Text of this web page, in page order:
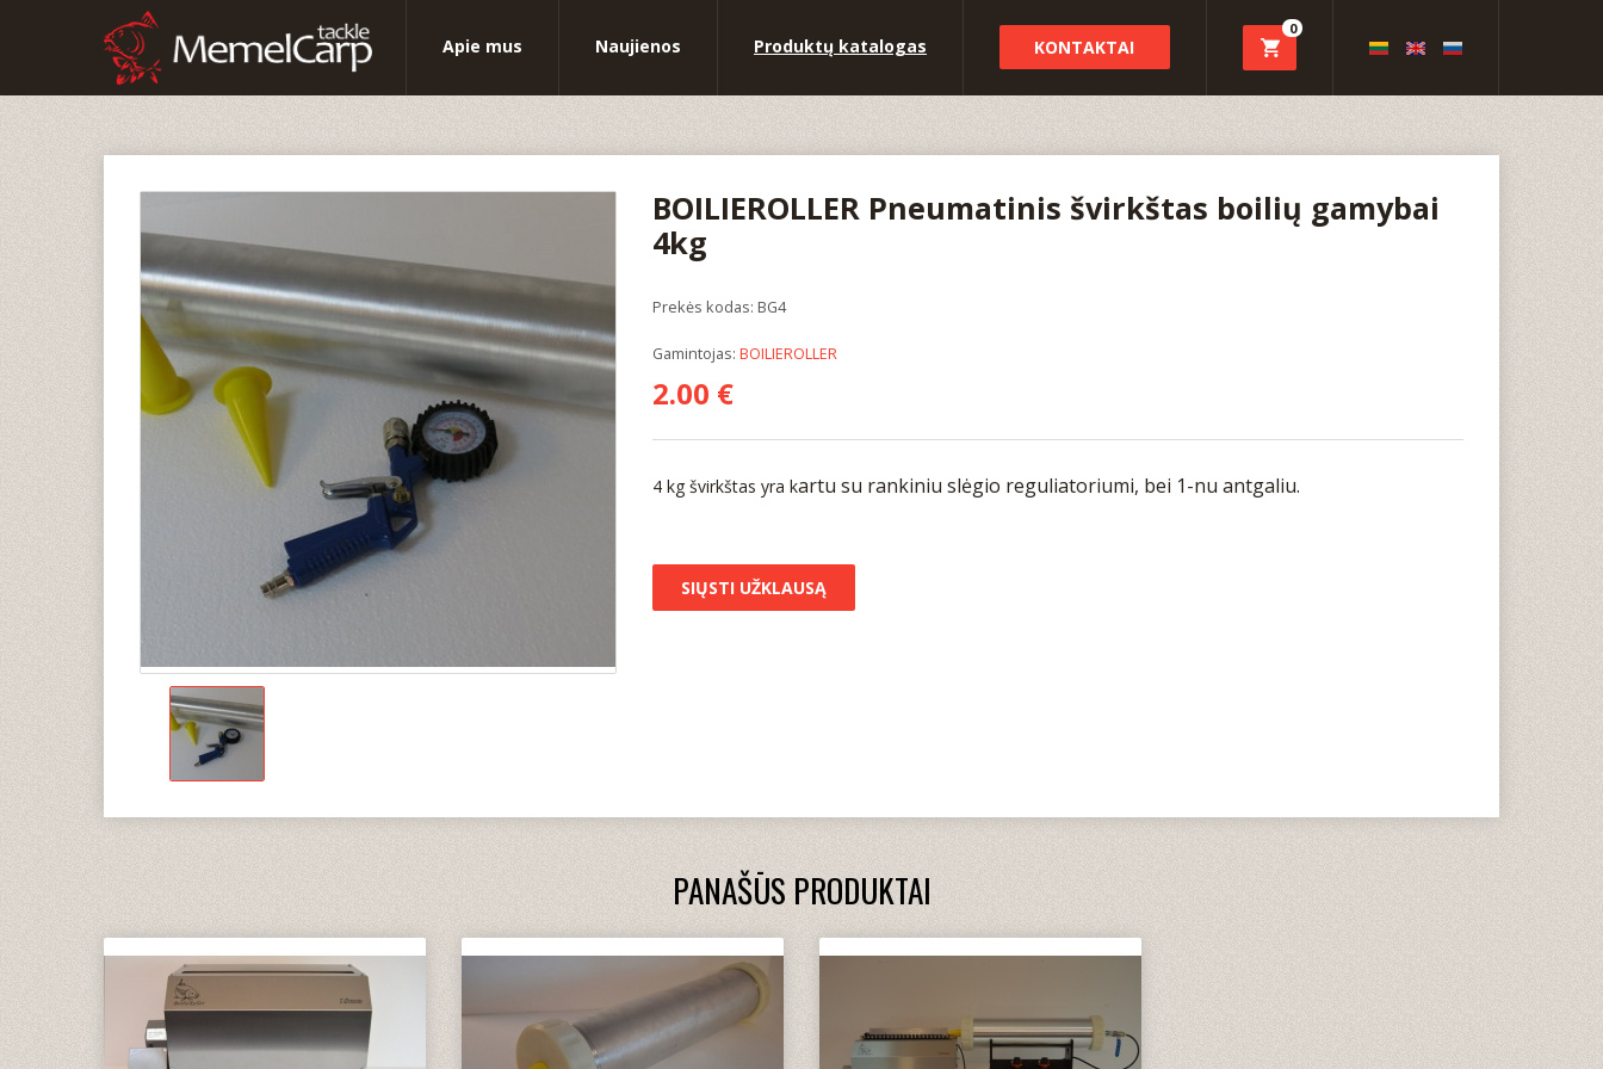
Apie mus Naujienos Produktų katalogas KONTAKTAI
0
BOILIEROLLER Pneumatinis švirkštas boilių gamybai
4kg
Prekės kodas: BG4
Gamintojas: BOILIEROLLER
2.00 €
4 kg švirkštas yra kartu su rankiniu slėgio reguliatoriumi, bei 1-nu antgaliu.
SIŲSTI UŽKLAUSĄ
PANAŠŪS PRODUKTAI